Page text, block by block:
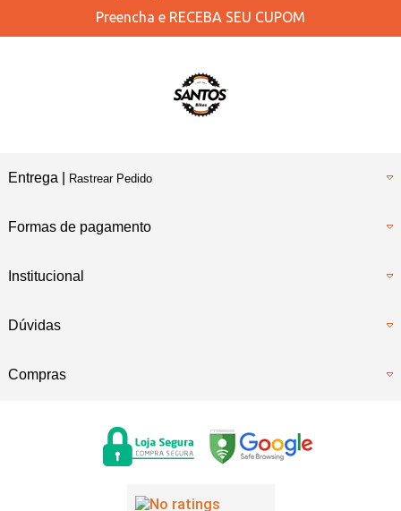
Preencha e RECEBA SEU CUPOM
Entrega | Rastrear Pedido
Formas de pagamento
Institucional
Dúvidas
Compras